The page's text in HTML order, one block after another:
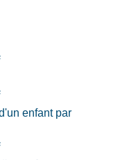
enfant par